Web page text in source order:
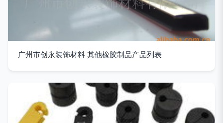
广州市创永装饰材料 其他橡胶制品产品列表